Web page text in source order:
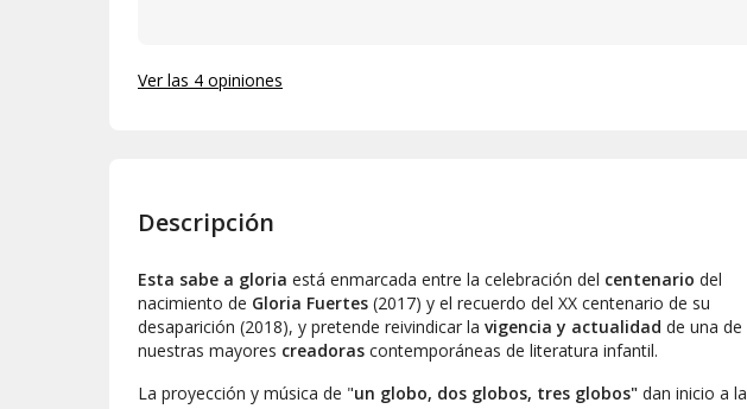
Ver las 4 opiniones
Descripción
Esta sabe a gloria está enmarcada entre la celebración del centenario del
nacimiento de Gloria Fuertes (2017) y el recuerdo del XX centenario de su
desaparición (2018), y pretende reivindicar la vigencia y actualidad de una de
nuestras mayores creadoras contemporáneas de literatura infantil.
La proyección y música de "un globo, dos globos, tres globos" dan inicio a la